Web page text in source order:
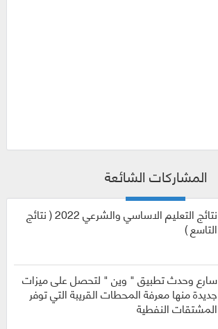
المشاركات الشائعة
نتائج التعليم الاساسي والشرعي 2022 ( نتائج
التاسع )
سارع وحدث تطبيق " وين " لتحصل على ميزات
جديدة منها معرفة المحطات القريبة التي توفر
المشتقات النفطية